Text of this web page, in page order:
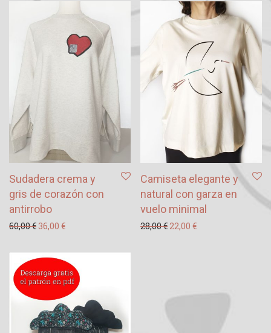
Sudadera crema y
gris de corazón con
antirrobo
60,00€El precio original era: 60,00 €.
36,00 €El precio actual es: 36,00 €.
Camiseta elegante y
natural con garza en
vuelo minimal
28,00€ El precio original era:
22,00 €El precio actual